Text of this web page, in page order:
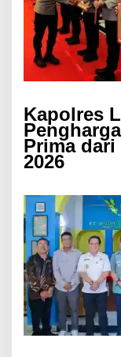
Kapolres
Prima dari
2026